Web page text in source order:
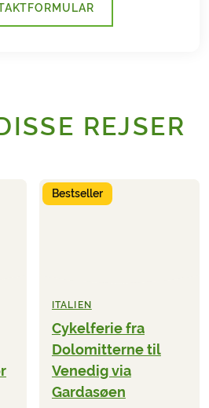
REJSER
Bestseller
ITALIEN
Cykelferie fra
Dolomitterne til
Venedig via
Gardasøen